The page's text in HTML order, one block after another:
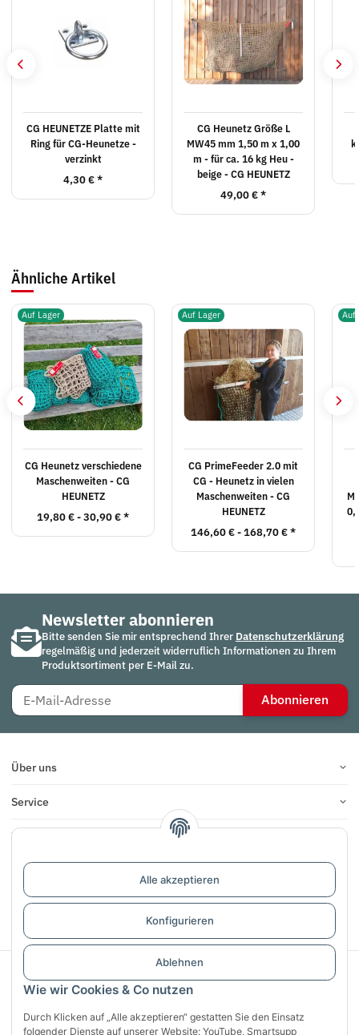
Wie wir Cookies & Co nutzen
Durch Klicken auf „Alle akzeptieren“ gestatten Sie den Einsatz
folgender Dienste auf unserer Website: YouTube, Smartsupp
Alle akzeptieren
Konfigurieren
Ablehnen
CG HEUNETZE Platte mit
Ring für CG-Heunetze -
verzinkt
4,30 €*
CG Heunetz Größe L
MW45 mm 1,50 m x 1,00
m - für ca. 16 kg Heu -
beige - CG HEUNETZ
49,00 €*
Ähnliche Artikel
Auf Lager
CG Heunetz verschiedene
Maschenweiten - CG
HEUNETZ
19,80 € -30,90 €*
Auf Lager
CG PrimeFeeder 2.0 mit
CG - Heunetz in vielen
Maschenweiten - CG
HEUNETZ
146,60 € -168,70 €*
Auf
Newsletter abonnieren
Bitte senden Sie mir entsprechend Ihrer Datenschutzerklärung
regelmäßig und jederzeit widerruflich Informationen zu Ihrem
Produktsortiment per E-Mail zu.
Abonnieren
Über uns
Service
Infos
Bewertungen
Vertrag widerrufen